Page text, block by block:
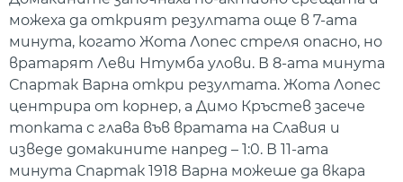
можеха да открият резултата още в 7-ата
минута, когато Жота Лопес стреля опасно, но
вратарят Леви Нтумба улови. В 8-ата минута
Спартак Варна откри резултата. Жота Лопес
центрира от корнер, а Димо Кръстев засече
топката с глава във вратата на Славия и
изведе домакините напред – 1:0. В 11-ата
минута Спартак 1918 Варна можеше да вкара